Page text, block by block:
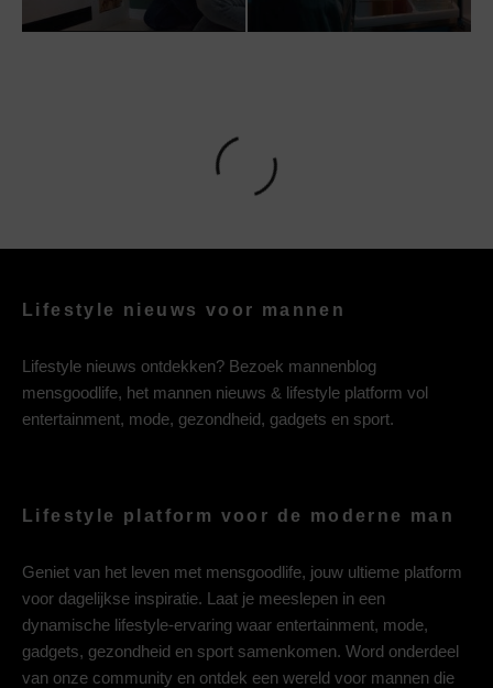
Lifestyle nieuws voor mannen
Lifestyle nieuws ontdekken? Bezoek mannenblog
mensgoodlife, het mannen nieuws & lifestyle platform vol
entertainment, mode, gezondheid, gadgets en sport.
Lifestyle platform voor de moderne man
Geniet van het leven met mensgoodlife, jouw ultieme platform
voor dagelijkse inspiratie. Laat je meeslepen in een
dynamische lifestyle-ervaring waar entertainment, mode,
gadgets, gezondheid en sport samenkomen. Word onderdeel
van onze community en ontdek een wereld voor mannen die